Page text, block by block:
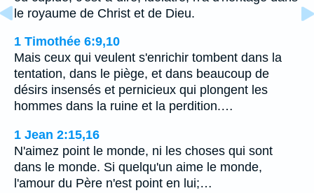
le royaume de Christ et de Dieu.
1 Timothée 6:9,10
Mais ceux qui veulent s'enrichir tombent dans la
tentation, dans le piège, et dans beaucoup de
désirs insensés et pernicieux qui plongent les
hommes dans la ruine et la perdition.…
1 Jean 2:15,16
N'aimez point le monde, ni les choses qui sont
dans le monde. Si quelqu'un aime le monde,
l'amour du Père n'est point en lui;…